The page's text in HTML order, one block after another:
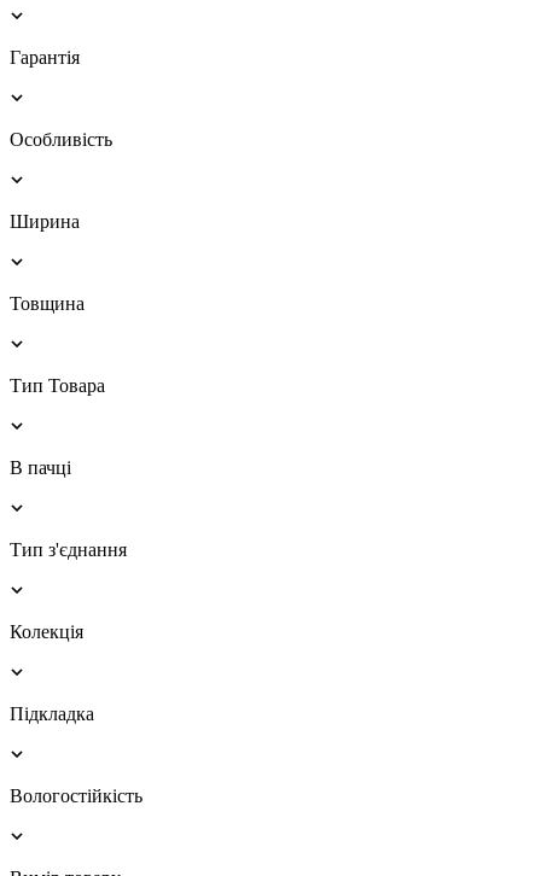
Гарантія
Особливість
Ширина
Товщина
Тип Товара
В пачці
Тип з'єднання
Колекція
Підкладка
Вологостійкість